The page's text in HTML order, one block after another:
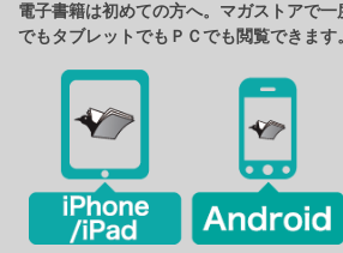
電子書籍は初めての方へ。マガストアで
でもタブレットでもＰＣでも閲覧できます。